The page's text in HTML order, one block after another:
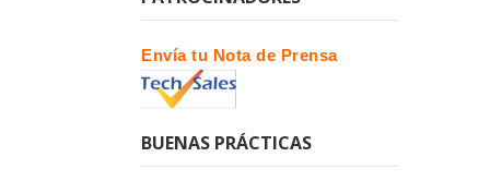
Envía tu Nota de Prensa
BUENAS PRÁCTICAS